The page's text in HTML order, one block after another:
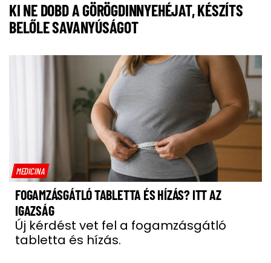
KI NE DOBD A GÖRÖGDINNYEHÉJAT, KÉSZÍTS
BELŐLE SAVANYÚSÁGOT
MEDICINA
FOGAMZÁSGÁTLÓ TABLETTA ÉS HÍZÁS? ITT AZ
IGAZSÁG
Új kérdést vet fel a fogamzásgátló
tabletta és hízás.